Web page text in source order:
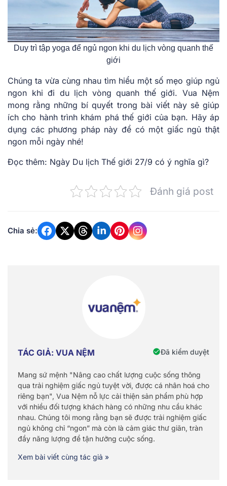
Duy trì tập yoga để ngủ ngon khi du lịch vòng quanh thế
giới
Chúng ta vừa cùng nhau tìm hiểu một số mẹo giúp ngủ
ngon khi đi du lịch vòng quanh thế giới. Vua Nệm
mong rằng những bí quyết trong bài viết này sẽ giúp
ích cho hành trình khám phá thế giới của bạn. Hãy áp
dụng các phương pháp này để có một giấc ngủ thật
ngon mỗi ngày nhé!
Đọc thêm: Ngày Du lịch Thế giới 27/9 có ý nghĩa gì?
Đánh giá post
Chia sẻ:
TÁC GIẢ: VUA NỆM Đã kiểm duyệt
Mang sứ mệnh "Nâng cao chất lượng cuộc sống thông
qua trải nghiệm giấc ngủ tuyệt vời, được cá nhân hoá cho
riêng bạn", Vua Nệm nỗ lực cải thiện sản phẩm phù hợp
với nhiều đối tượng khách hàng có những nhu cầu khác
nhau. Chúng tôi mong rằng bạn sẽ được trải nghiệm giấc
ngủ không chỉ “ngon” mà còn là cảm giác thư giãn, tràn
đầy năng lượng để tận hưởng cuộc sống.
Xem bài viết cùng tác giả »